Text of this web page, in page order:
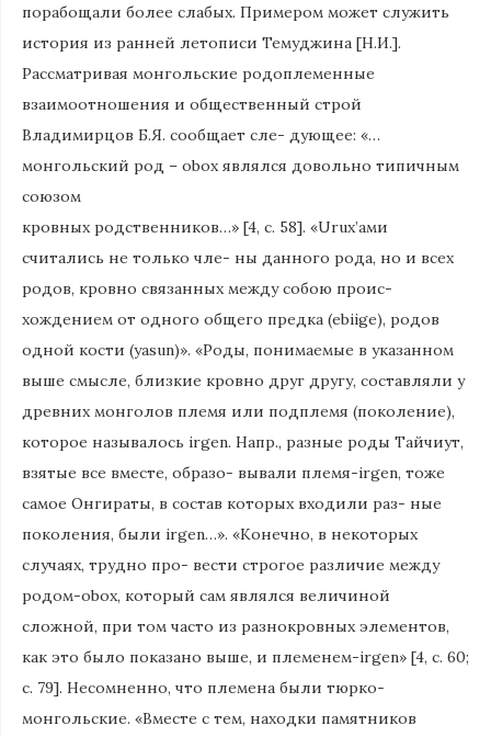
порабощали более слабых. Примером может служить
история из ранней летописи Темуджина [Н.И.].
Рассматривая монгольские родоплеменные
взаимоотношения и общественный строй
Владимирцов Б.Я. сообщает сле- дующее: «…
монгольский род – obox являлся довольно типичным
союзом
кровных родственников…» [4, с. 58]. «Urux’ами
считались не только чле- ны данного рода, но и всех
родов, кровно связанных между собою проис-
хождением от одного общего предка (ebiige), родов
одной кости (yasun)». «Роды, понимаемые в указанном
выше смысле, близкие кровно друг другу, составляли у
древних монголов племя или подплемя (поколение),
которое называлось irgen. Напр., разные роды Тайчиут,
взятые все вместе, образо- вывали племя-irgen, тоже
самое Онгираты, в состав которых входили раз- ные
поколения, были irgen…». «Конечно, в некоторых
случаях, трудно про- вести строгое различие между
родом-obox, который сам являлся величиной
сложной, при том часто из разнокровных элементов,
как это было показано выше, и племенем-irgen» [4, с. 60;
с. 79]. Несомненно, что племена были тюрко-
монгольские. «Вместе с тем, находки памятников